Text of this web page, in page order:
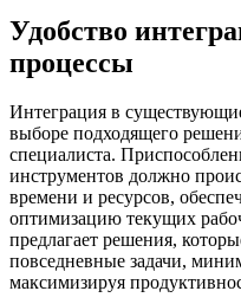
Удобство
процессы
Интеграция в
выборе подходящего
специалиста.
инструментов должно
времени и ресурсов,
оптимизацию текущих
предлагает решения,
повседневные задачи,
максимизируя